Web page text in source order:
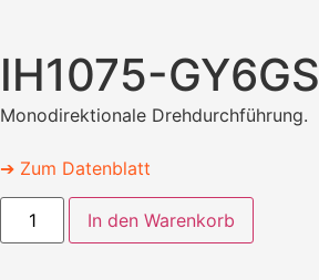
IH1075-GY6GS
Monodirektionale Drehdurchführung.
➔ Zum Datenblatt
IH1075-
GY6GS
Menge
In den Warenkorb